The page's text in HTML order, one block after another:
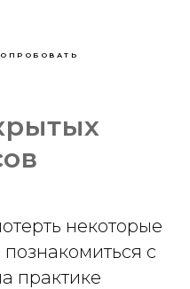
некоторые
с
практике